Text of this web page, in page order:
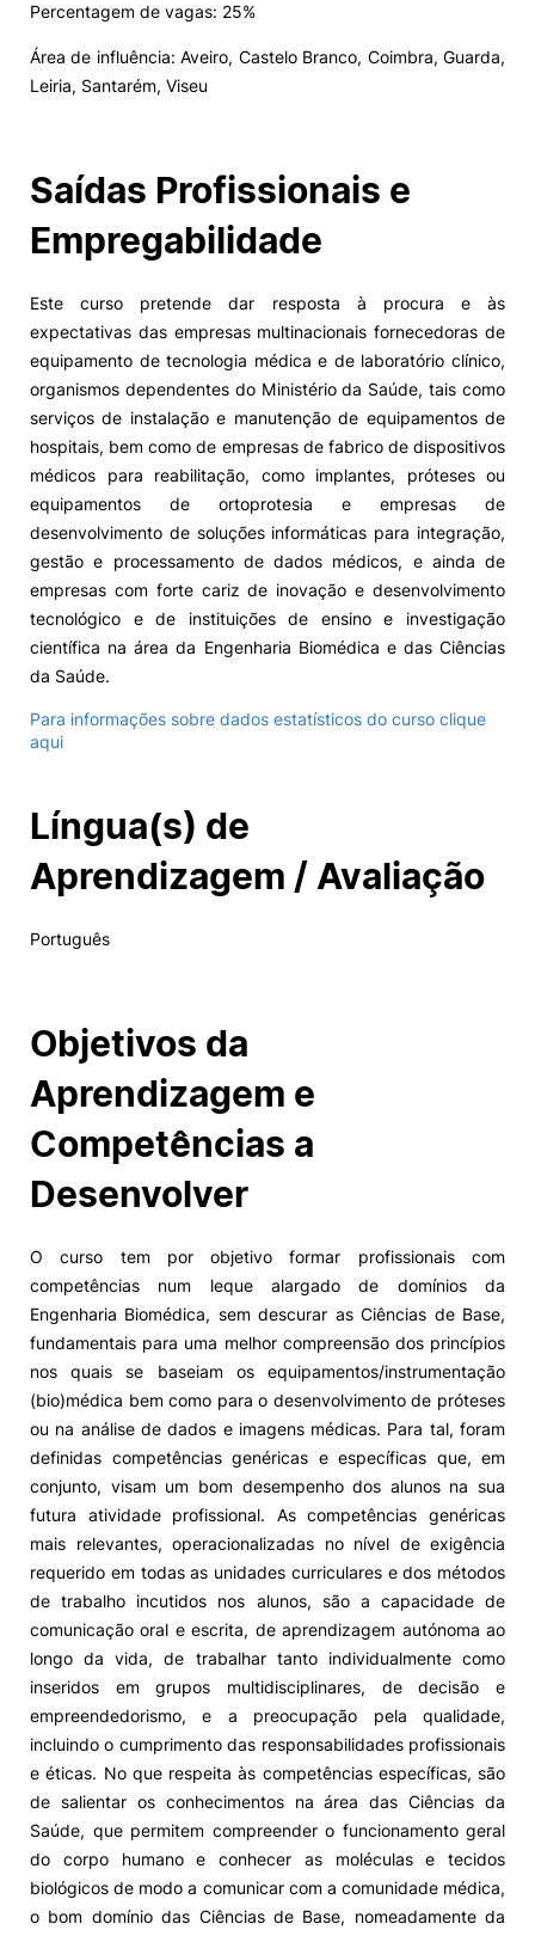
Percentagem de vagas: 25%
Área de influência: Aveiro, Castelo Branco, Coimbra, Guarda,
Leiria, Santarém, Viseu
Saídas Profissionais e
Empregabilidade
Este curso pretende dar resposta à procura e às
expectativas das empresas multinacionais fornecedoras de
equipamento de tecnologia médica e de laboratório clínico,
organismos dependentes do Ministério da Saúde, tais como
serviços de instalação e manutenção de equipamentos de
hospitais, bem como de empresas de fabrico de dispositivos
médicos para reabilitação, como implantes, próteses ou
equipamentos de ortoprotesia e empresas de
desenvolvimento de soluções informáticas para integração,
gestão e processamento de dados médicos, e ainda de
empresas com forte cariz de inovação e desenvolvimento
tecnológico e de instituições de ensino e investigação
científica na área da Engenharia Biomédica e das Ciências
da Saúde.
Para informações sobre dados estatísticos do curso clique
aqui
Língua(s) de
Aprendizagem / Avaliação
Português
Objetivos da
Aprendizagem e
Competências a
Desenvolver
O curso tem por objetivo formar profissionais com
competências num leque alargado de domínios da
Engenharia Biomédica, sem descurar as Ciências de Base,
fundamentais para uma melhor compreensão dos princípios
nos quais se baseiam os equipamentos/instrumentação
(bio)médica bem como para o desenvolvimento de próteses
ou na análise de dados e imagens médicas. Para tal, foram
definidas competências genéricas e específicas que, em
conjunto, visam um bom desempenho dos alunos na sua
futura atividade profissional. As competências genéricas
mais relevantes, operacionalizadas no nível de exigência
requerido em todas as unidades curriculares e dos métodos
de trabalho incutidos nos alunos, são a capacidade de
comunicação oral e escrita, de aprendizagem autónoma ao
longo da vida, de trabalhar tanto individualmente como
inseridos em grupos multidisciplinares, de decisão e
empreendedorismo, e a preocupação pela qualidade,
incluindo o cumprimento das responsabilidades profissionais
e éticas. No que respeita às competências específicas, são
de salientar os conhecimentos na área das Ciências da
Saúde, que permitem compreender o funcionamento geral
do corpo humano e conhecer as moléculas e tecidos
biológicos de modo a comunicar com a comunidade médica,
o bom domínio das Ciências de Base, nomeadamente da